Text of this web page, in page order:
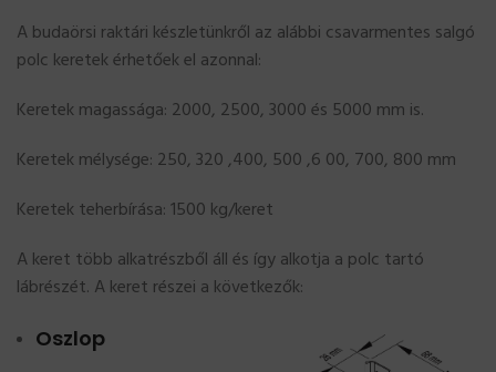
A budaörsi raktári készletünkről az alábbi csavarmentes salgó
polc keretek érhetőek el azonnal:
Keretek magassága: 2000, 2500, 3000 és 5000 mm is.
Keretek mélysége: 250, 320 ,400, 500 ,6 00, 700, 800 mm
Keretek teherbírása: 1500 kg/keret
A keret több alkatrészből áll és így alkotja a polc tartó
lábrészét. A keret részei a következők:
Oszlop